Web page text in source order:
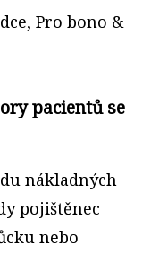
Pro bono &
pa­cientů se
nákladných
pojištěnec
nebo